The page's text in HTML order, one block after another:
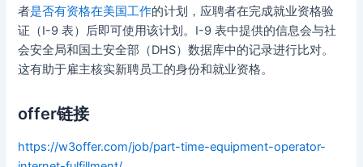
者是否有资格在美国工作的计划，应聘者在完成就业资格验
证（I-9 表）后即可使用该计划。I-9 表中提供的信息会与社
会安全局和国土安全部（DHS）数据库中的记录进行比对。
这有助于雇主核实新聘员工的身份和就业资格。
offer链接
https://w3offer.com/job/part-time-equipment-operator-